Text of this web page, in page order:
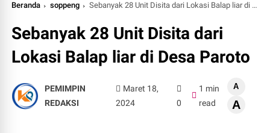
Beranda soppeng Sebanyak 28 Unit Disita dari Lokasi Balap liar di Desa Paroto
Sebanyak 28 Unit Disita dari
Lokasi Balap liar di Desa Paroto
PEMIMPIN
REDAKSI
Maret 18,
2024
0
1 min
read
A
A